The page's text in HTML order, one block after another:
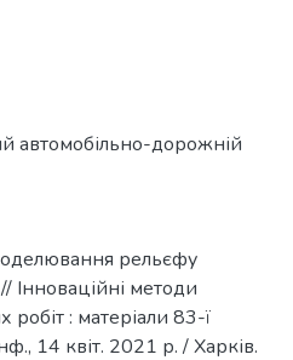
автомобільно-дорожній
рельєфу
Інноваційні методи
: матеріали 83-ї
14 квіт. 2021 р. / Харків.